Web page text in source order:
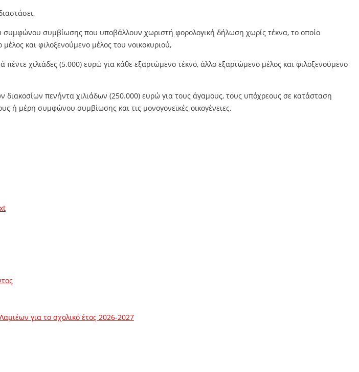
συμφώνου συμβίωσης που υποβάλλουν χωριστή φορολογική δήλωση χωρίς τέκνα, το οποίο
και φιλοξενούμενο μέλος του νοικοκυριού,
πέντε χιλιάδες (5.000) ευρώ για κάθε εξαρτώμενο τέκνο, άλλο εξαρτώμενο μέλος και φιλοξενούμενο
διακοσίων πενήντα χιλιάδων (250.000) ευρώ για τους άγαμους, τους υπόχρεους σε κατάσταση
ή μέρη συμφώνου συμβίωσης και τις μονογονεϊκές οικογένειες.
για το σχολικό έτος 2026-2027